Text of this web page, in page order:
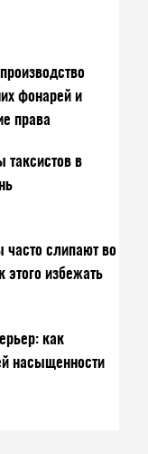
фонарей и
права
таксистов в
слипают во
этого избежать
как
насыщенности